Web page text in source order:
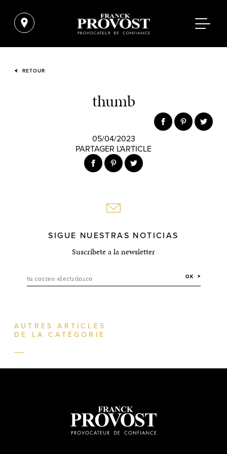
RETOUR
thumb
05/04/2023
PARTAGER L'ARTICLE
SIGUE NUESTRAS NOTICIAS
Suscríbete a la newsletter
tu correo electrónico OK
AUTRES ARTICLES
DE LA CATÉGORIE